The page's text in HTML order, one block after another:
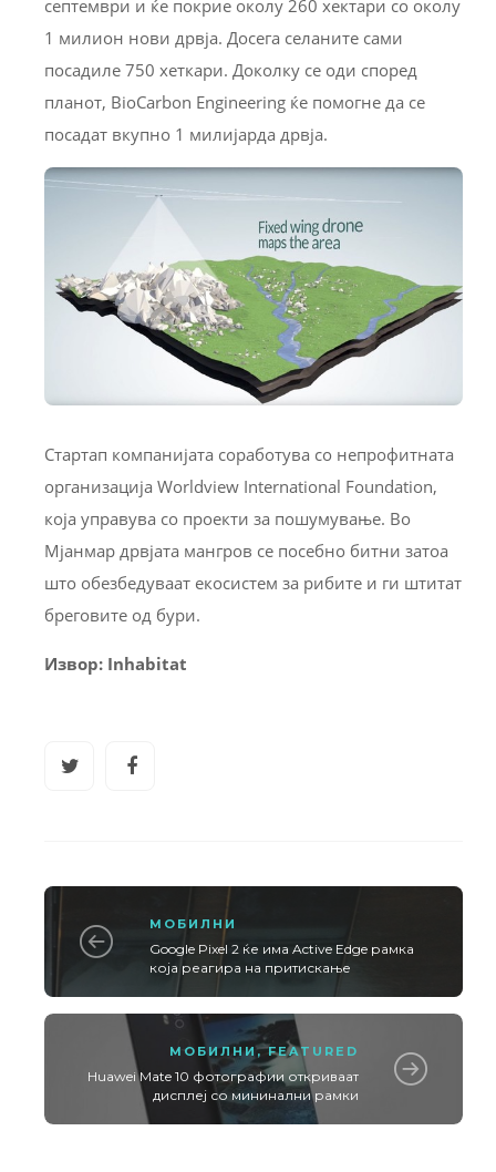
септември и ќе покрие околу 260 хектари со околу
1 милион нови дрвја. Досега селаните сами
посадиле 750 хеткари. Доколку се оди според
планот, BioCarbon Engineering ќе помогне да се
посадат вкупно 1 милијарда дрвја.
Стартап компанијата соработува со непрофитната
организација Worldview International Foundation,
која управува со проекти за пошумување. Во
Мјанмар дрвјата мангров се посебно битни затоа
што обезбедуваат екосистем за рибите и ги штитат
бреговите од бури.
Извор: Inhabitat
МОБИЛНИ
Google Pixel 2 ќе има Active Edge рамка
која реагира на притискање
МОБИЛНИ,FEATURED
Huawei Mate 10 фотографии откриваат
дисплеј со мининални рамки